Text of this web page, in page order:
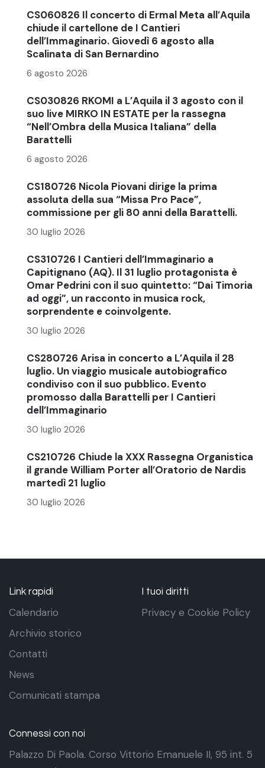
CS060826 Il concerto di Ermal Meta all’Aquila
chiude il cartellone de I Cantieri
dell’Immaginario. Giovedì 6 agosto alla
Scalinata di San Bernardino
6 agosto 2026
CS030826 RKOMI a L’Aquila il 3 agosto con il
suo live MIRKO IN ESTATE per la rassegna
“Nell’Ombra della Musica Italiana” della
Barattelli
6 agosto 2026
CS180726 Nicola Piovani dirige la prima
assoluta della sua “Missa Pro Pace”,
commissione per gli 80 anni della Barattelli.
30 luglio 2026
CS310726 I Cantieri dell’Immaginario a
Capitignano (AQ). Il 31 luglio protagonista è
Omar Pedrini con il suo quintetto: “Dai Timoria
ad oggi”, un racconto in musica rock,
sorprendente e coinvolgente.
30 luglio 2026
CS280726 Arisa in concerto a L’Aquila il 28
luglio. Un viaggio musicale autobiografico
condiviso con il suo pubblico. Evento
promosso dalla Barattelli per I Cantieri
dell’Immaginario
30 luglio 2026
CS210726 Chiude la XXX Rassegna Organistica
il grande William Porter all’Oratorio de Nardis
martedì 21 luglio
30 luglio 2026
Link rapidi
Calendario
Archivio storico
Contatti
News
Comunicati stampa
I tuoi diritti
Privacy e Cookie Policy
Connessi con noi
Palazzo Di Paola. Corso Vittorio Emanuele II, 95 int. 5